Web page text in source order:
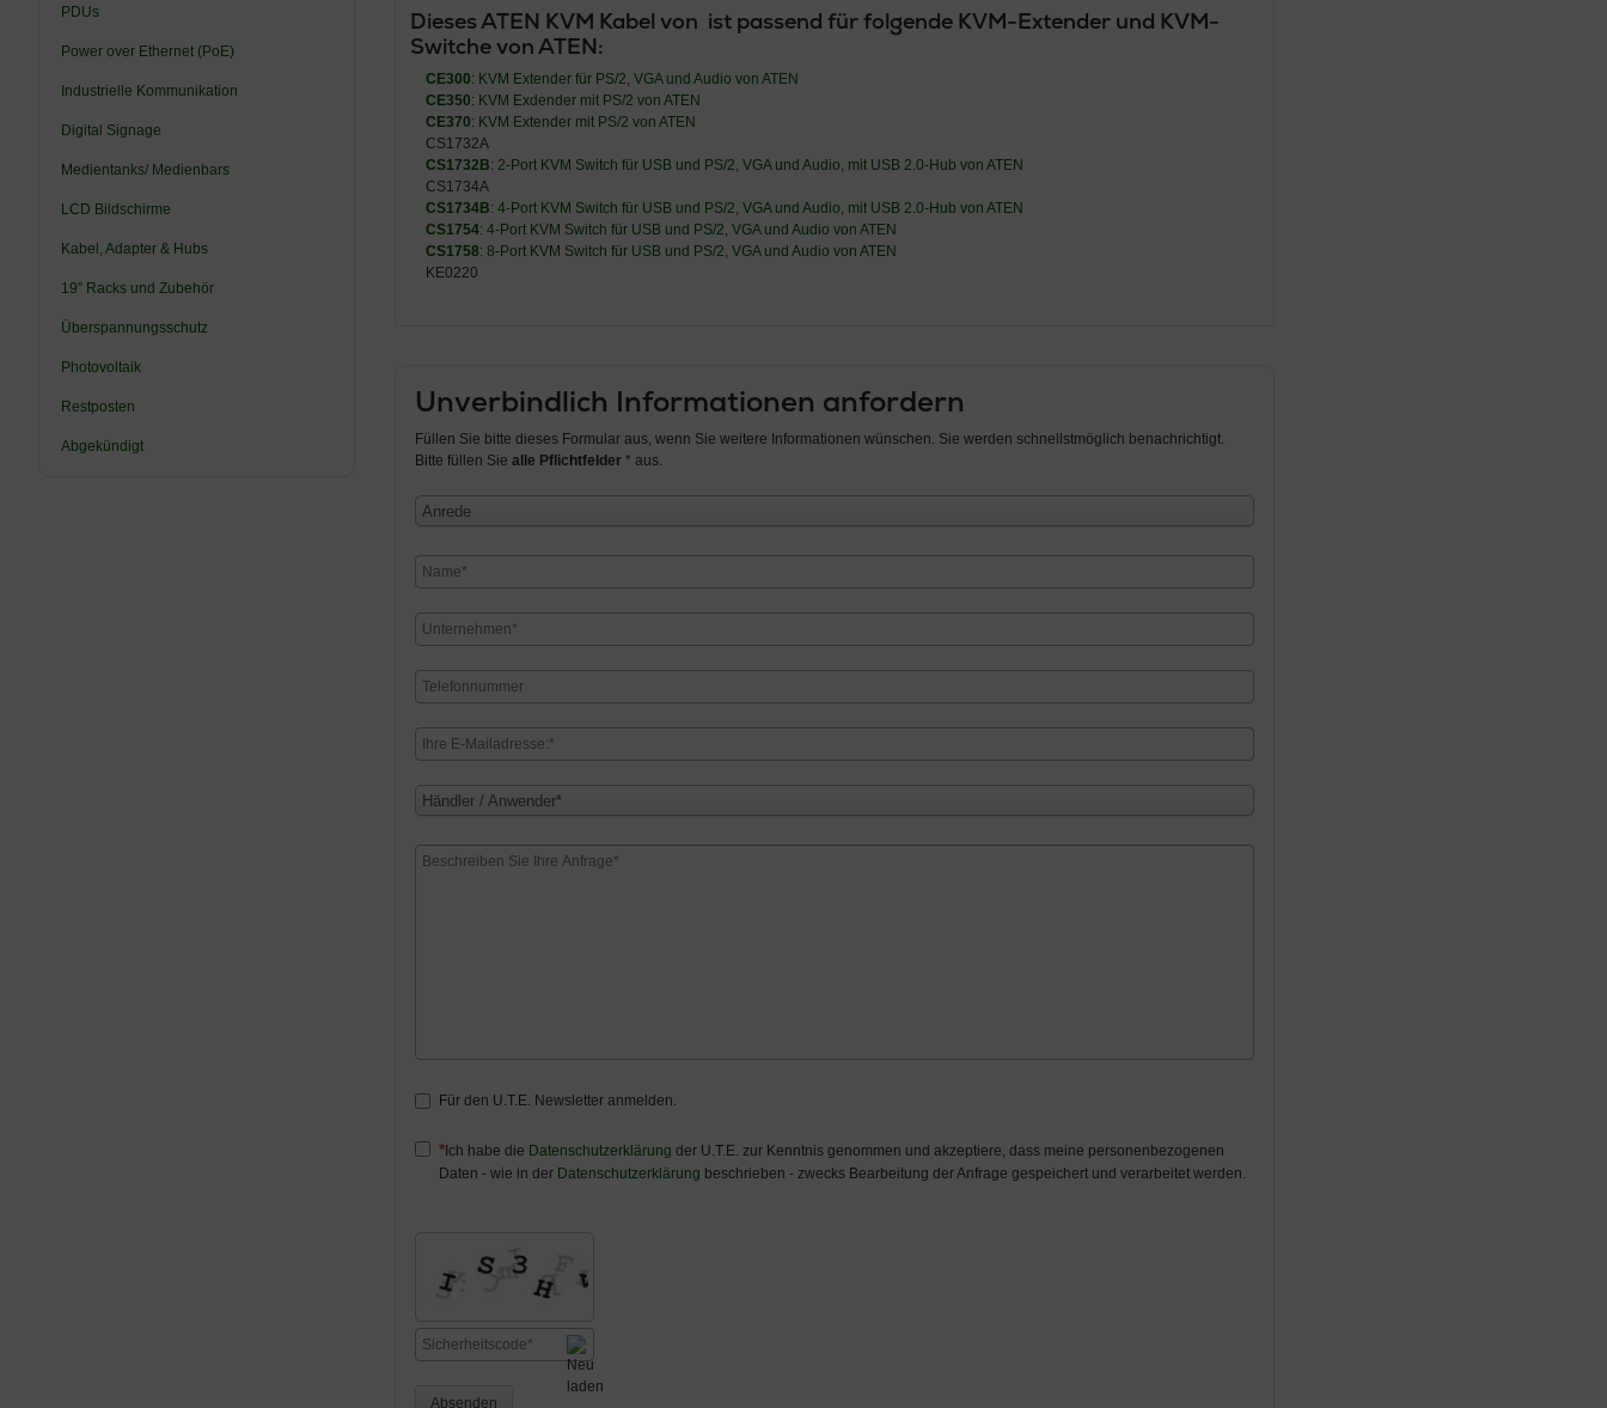
PDUs
Power over Ethernet (PoE)
Industrielle Kommunikation
Digital Signage
Medientanks/ Medienbars
LCD Bildschirme
Kabel, Adapter & Hubs
19” Racks und Zubehör
Überspannungsschutz
Photovoltaik
Restposten
Abgekündigt
Dieses ATEN KVM Kabel von ist passend für folgende KVM-Extender und KVM-
Switche von ATEN:
CE300: KVM Extender für PS/2, VGA und Audio von ATEN
CE350: KVM Exdender mit PS/2 von ATEN
CE370: KVM Extender mit PS/2 von ATEN
CS1732A
CS1732B: 2-Port KVM Switch für USB und PS/2, VGA und Audio, mit USB 2.0-Hub von ATEN
CS1734A
CS1734B: 4-Port KVM Switch für USB und PS/2, VGA und Audio, mit USB 2.0-Hub von ATEN
CS1754: 4-Port KVM Switch für USB und PS/2, VGA und Audio von ATEN
CS1758: 8-Port KVM Switch für USB und PS/2, VGA und Audio von ATEN
KE0220
Unverbindlich Informationen anfordern
Füllen Sie bitte dieses Formular aus, wenn Sie weitere Informationen wünschen. Sie werden schnellstmöglich benachrichtigt.
Bitte füllen Sie alle Pflichtfelder* aus.
Anrede
Händler / Anwender*
Für den U.T.E. Newsletter anmelden.
Ich habe die Datenschutzerklärung der U.T.E. zur Kenntnis genommen und akzeptiere, dass meine personenbezogenen
Daten - wie in der Datenschutzerklärung beschrieben - zwecks Bearbeitung der Anfrage gespeichert und verarbeitet werden.
Absenden